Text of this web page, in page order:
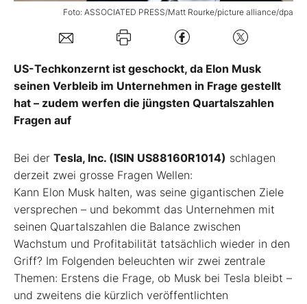
Folgen Sie uns
Foto: ASSOCIATED PRESS/Matt Rourke/picture alliance/dpa
US-Techkonzernt ist geschockt, da Elon Musk
seinen Verbleib im Unternehmen in Frage gestellt
hat – zudem werfen die jüngsten Quartalszahlen
Fragen auf
Bei der Tesla, Inc. (ISIN US88160R1014) schlagen
derzeit zwei grosse Fragen Wellen:
Kann Elon Musk halten, was seine gigantischen Ziele
versprechen – und bekommt das Unternehmen mit
seinen Quartalszahlen die Balance zwischen
Wachstum und Profitabilität tatsächlich wieder in den
Griff? Im Folgenden beleuchten wir zwei zentrale
Themen: Erstens die Frage, ob Musk bei Tesla bleibt –
und zweitens die kürzlich veröffentlichten